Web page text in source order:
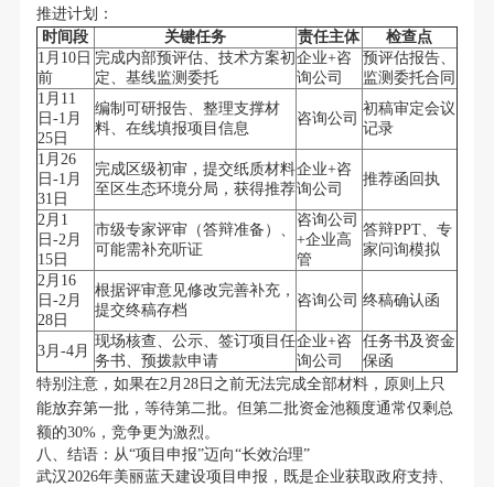
推进计划：
时间段
关键任务 责任主体
检查点
1月10日
前
完成内部预评估、技术方案初
定、基线监测委托
企业+咨
询公司
预评估报告、
监测委托合同
1月11
日-1月
25日
编制可研报告、整理支撑材
料、在线填报项目信息
咨询公司
初稿审定会议
记录
1月26
日-1月
31日
完成区级初审，提交纸质材料
至区生态环境分局，获得推荐
企业+咨
询公司
推荐函回执
2月1
日-2月
15日
市级专家评审（答辩准备）、
可能需补充听证
咨询公司
+企业高
管
答辩PPT、专
家问询模拟
2月16
日-2月
28日
根据评审意见修改完善补充，
提交终稿存档
咨询公司 终稿确认函
3月-4月
现场核查、公示、签订项目任
务书、预拨款申请
企业+咨
询公司
任务书及资金
保函
特别注意，如果在2月28日之前无法完成全部材料，原则上只
能放弃第一批，等待第二批。但第二批资金池额度通常仅剩总
额的30%，竞争更为激烈。
八、结语：从“项目申报”迈向“长效治理”
武汉2026年美丽蓝天建设项目申报，既是企业获取政府支持、